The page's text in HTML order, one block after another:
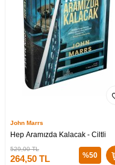
John Marrs
Hep Aramızda Kalacak - Ciltli
529,00TL
264,50 TL %50